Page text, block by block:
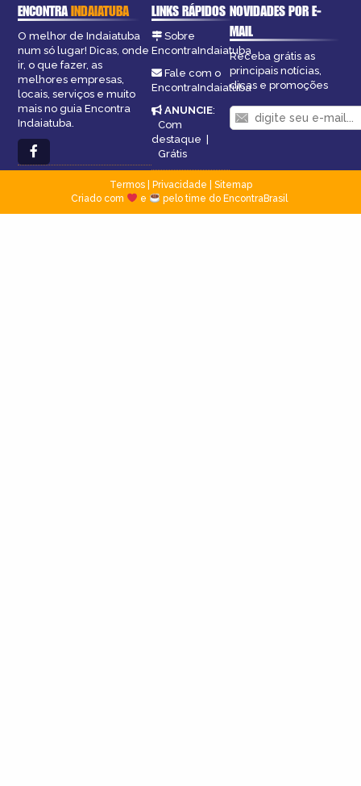
ENCONTRAINDAIATUBA
O melhor de Indaiatuba
num só lugar! Dicas, onde
ir, o que fazer, as
melhores empresas,
locais, serviços e muito
mais no guia Encontra
Indaiatuba.
LINKS RÁPIDOS
Sobre
EncontraIndaiatuba
Fale com o
EncontraIndaiatuba
ANUNCIE:
Com
destaque |
Grátis
NOVIDADES POR E-
MAIL
Receba grátis as
principais notícias,
dicas e promoções
Termos| Privacidade
Sitemap
Criado com
e pelo time do EncontraBrasil